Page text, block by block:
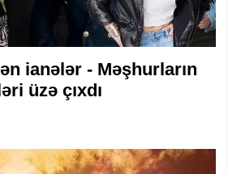
ianələr - Məşhurların
üzə çıxdı